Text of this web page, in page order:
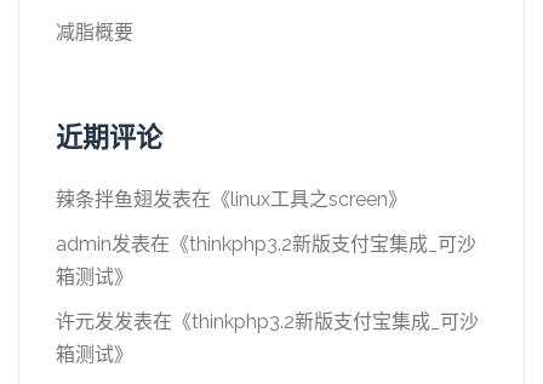
减脂概要
近期评论
辣条拌鱼翅发表在《linux工具之screen》
admin发表在《thinkphp3.2新版支付宝集成_可沙
箱测试》
许元发发表在《thinkphp3.2新版支付宝集成_可沙
箱测试》